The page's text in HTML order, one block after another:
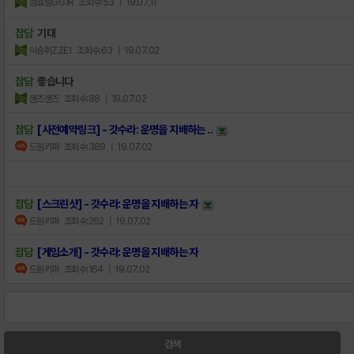
잡담 기대
이승휘ZZE1 조회수:63 | 19.07.02
잡담 좋습니다
샌즈샌즈 조회수:88 | 19.07.02
잡담 [사전예약링크] - 갓수라: 운명을 지배하는 ..
드림키퍼 조회수:389 | 19.07.02
잡담 [스크린샷] - 갓수라: 운명을 지배하는 자
드림키퍼 조회수:262 | 19.07.02
잡담 [게임소개] - 갓수라: 운명을 지배하는 자
드림키퍼 조회수:164 | 19.07.02
검색